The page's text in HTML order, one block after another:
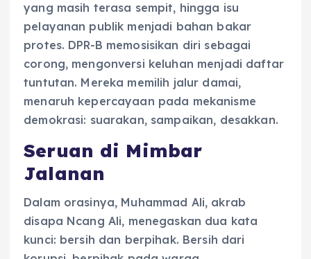
yang masih terasa sempit, hingga isu
pelayanan publik menjadi bahan bakar
protes. DPR-B memosisikan diri sebagai
corong, mengonversi keluhan menjadi daftar
tuntutan. Mereka memilih jalur damai,
menaruh kepercayaan pada mekanisme
demokrasi: suarakan, sampaikan, desakkan.
Seruan di Mimbar
Jalanan
Dalam orasinya, Muhammad Ali, akrab
disapa Ncang Ali, menegaskan dua kata
kunci: bersih dan berpihak. Bersih dari